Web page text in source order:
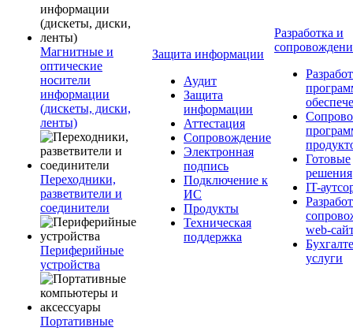
Магнитные и
оптические
носители
информации
(дискеты, диски,
ленты)
Переходники,
разветвители и
соединители
Периферийные
устройства
Портативные
Защита информации
Аудит
Защита
информации
Аттестация
Сопровождение
Электронная
подпись
Подключение к
ИС
Продукты
Техническая
поддержка
Разработка и
Готовые
решения
IT-
web-
услуги